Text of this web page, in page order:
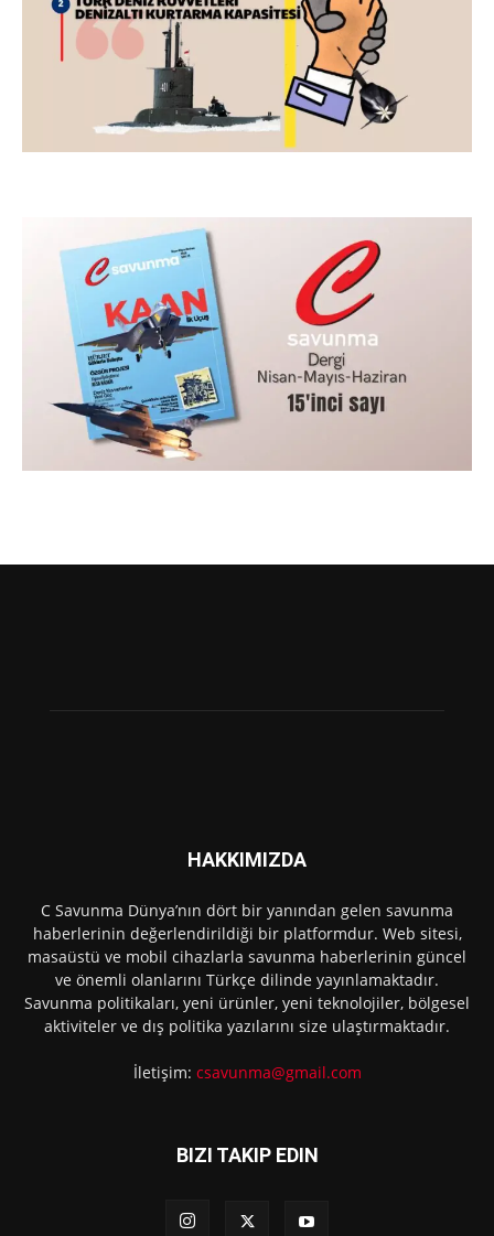
HAKKIMIZDA
C Savunma Dünya’nın dört bir yanından gelen savunma
haberlerinin değerlendirildiği bir platformdur. Web sitesi,
masaüstü ve mobil cihazlarla savunma haberlerinin güncel
ve önemli olanlarını Türkçe dilinde yayınlamaktadır.
Savunma politikaları, yeni ürünler, yeni teknolojiler, bölgesel
aktiviteler ve dış politika yazılarını size ulaştırmaktadır.
İletişim: csavunma@gmail.com
BIZI TAKIP EDIN